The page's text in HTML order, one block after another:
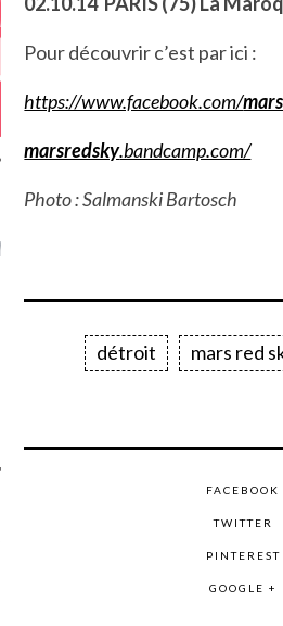
ANNIVERSAIRE
Pour découvrir c’est par ici :
https://www.facebook.com/
marsredsky.bandcamp.com/
Photo : Salmanski Bartosch
détroit mars red
FACEBOOK
TWITTER
PINTEREST
GOOGLE +